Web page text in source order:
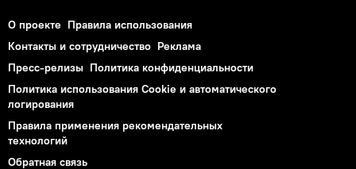
О проекте Правила использования
Контакты и сотрудничество Реклама
Пресс-релизы Политика конфиденциальности
Политика использования Cookie и автоматического
логирования
Правила применения рекомендательных
технологий
Обратная связь